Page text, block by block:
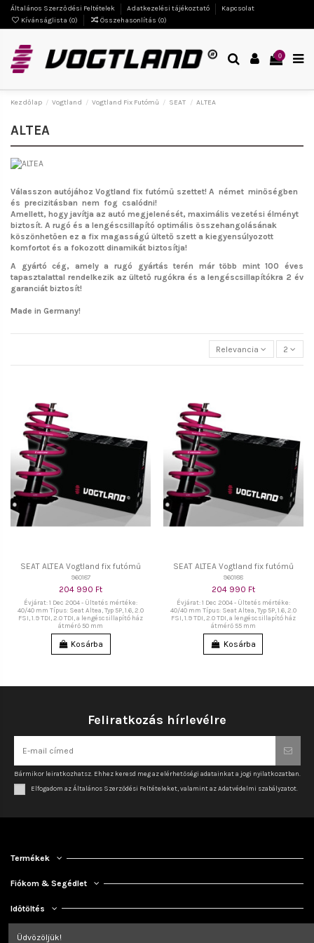
Általános Szerződési Feltételek Adatkezelési tájékoztató
Kapcsolat
Kívánságlista (0) Összehasonlítás (0)
0
Kezdőlap Vogtland Vogtland Fix Futómű SEAT ALTEA
ALTEA
Válasszon autójához Vogtland fix futómű szettet! A német minőségben
és precizitásban nem fog csalódni!
Amellett, hogy javítja az autó megjelenését, maximális vezetési élményt
biztosít. A rugó és a lengéscsillapító optimális összehangolásának
köszönhetően ez a fix magasságú ültető szett a kiegyensúlyozott
komfortot és a fokozott dinamikát biztosítja!
A gyártó cég, amely a rugó gyártás terén már több mint 100 éves
tapasztalattal rendelkezik az ültető rugókra és a lengéscsillapítókra 2 év
garanciát biztosít!
Made in Germany!
Relevancia 2
SEAT ALTEA Vogtland fix futómű
960187
204 990 Ft
Évjárat: 1 Dec 2004 - Ültetés mértéke:
40/40 mm Típus: Seat Altea, Typ 5P, 1.6, 2.0
FSI, 1.9 TDI, 2.0 TDI, a lengéscsillapító ház
átmérő 50 mm
Kosárba
SEAT ALTEA Vogtland fix futómű
960188
204 990 Ft
Évjárat: 1 Dec 2004 - Ültetés mértéke:
40/40 mm Típus: Seat Altea, Typ 5P, 1.6, 2.0
FSI, 1.9 TDI, 2.0 TDI, a lengéscsillapító ház
átmérő 55 mm
Kosárba
Feliratkozás hírlevélre
Bármikor leiratkozhatsz. Ehhez keresd meg az elérhetőségi adatainkat a jogi nyilatkozatban.
Elfogadom az Általános Szerződési Feltételeket, valamint az Adatvédelmi szabályzatot.
Termékek
Fiókom & Segédlet
Időtöltés
Kapcsolat
Üdvözöljük!